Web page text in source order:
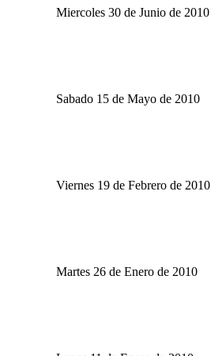
Miercoles 30 de Junio de 2010
Sabado 15 de Mayo de 2010
Viernes 19 de Febrero de 2010
Martes 26 de Enero de 2010